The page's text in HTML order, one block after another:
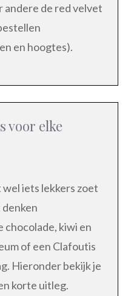
andere de red velvet
en hoogtes).
voor elke
iets lekkers zoet
denken
kiwi en
of een Clafoutis
Hieronder bekijk je
korte uitleg.